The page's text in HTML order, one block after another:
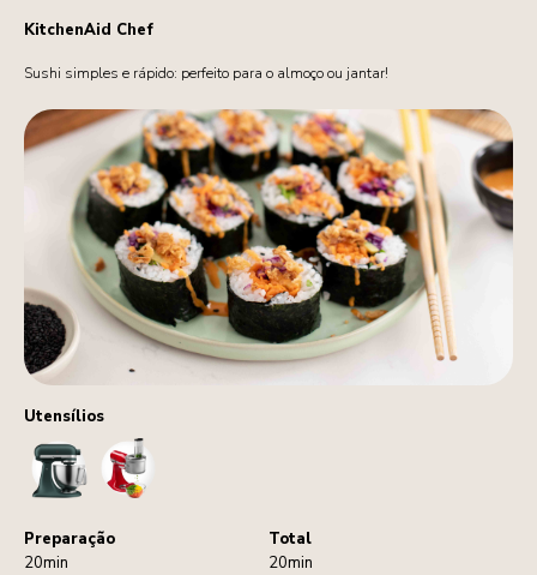
Utensílios
StandMixerFoodProcessorAttachment
Preparação
20min
Total
20min
KitchenAid Chef
Sushi simples e rápido: perfeito para o almoço ou jantar!